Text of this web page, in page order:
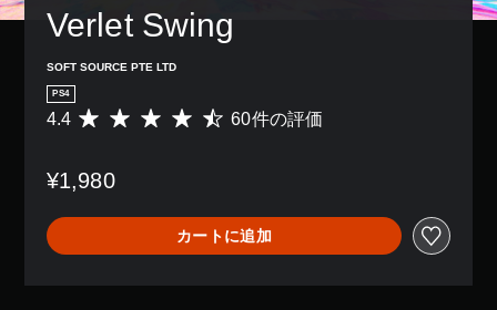
Verlet Swing
SOFT SOURCE PTE LTD
PS4
評
は
0
、
平
4.4 60件の評価
¥1,980
カートに追加